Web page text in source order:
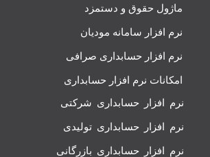
ماژول حقوق و دستمزد
نرم افزار سامانه مودیان
نرم افزار حسابداری صرافی
امکانات نرم افزار حسابداری
نرم افزار حسابداری شرکتی
نرم افزار حسابداری تولیدی
نرم افزار حسابداری بازرگانی